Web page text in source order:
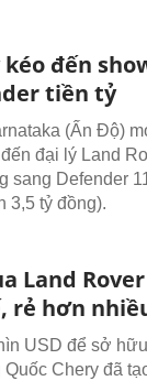
đến
tiền tỷ
(Ấn Độ)
đại lý Land
sang Defender
3,5 tỷ đồng).
Land
rẻ hơn
USD để sở
Chery đã